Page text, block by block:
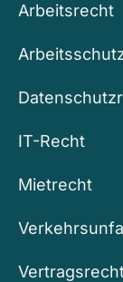
Arbeitsrecht
IT-Recht
Mietrecht